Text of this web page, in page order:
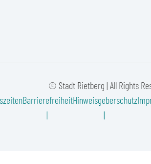
© Stadt Rietberg | All Rights
BarrierefreiheitHinweisgeberschutz